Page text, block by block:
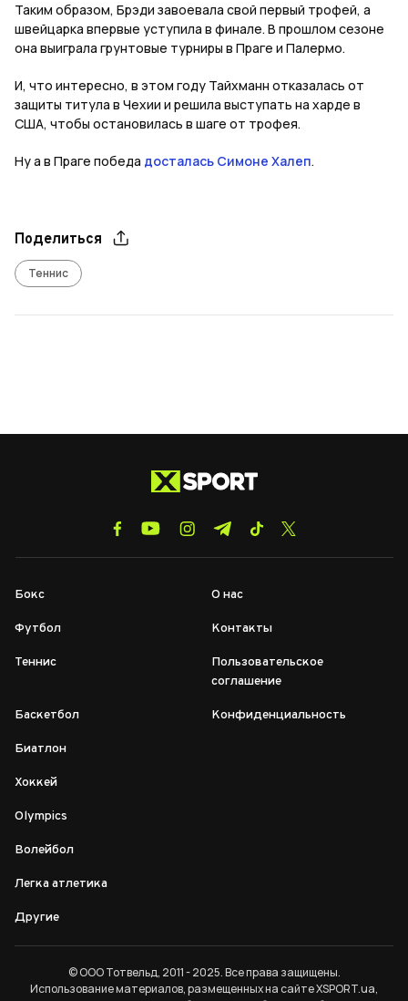
Таким образом, Брэди завоевала свой первый трофей, а
швейцарка впервые уступила в финале. В прошлом сезоне
она выиграла грунтовые турниры в Праге и Палермо.
И, что интересно, в этом году Тайхманн отказалась от
защиты титула в Чехии и решила выступать на харде в
США, чтобы остановилась в шаге от трофея.
Ну а в Праге победа досталась Симоне Халеп.
Поделиться
Теннис
Бокс
Футбол
Теннис
Баскетбол
Биатлон
Хоккей
Olympics
Волейбол
Легка атлетика
Другие
О нас
Контакты
Пользовательское
соглашение
Конфиденциальность
© ООО Тотвельд, 2011 - 2025. Все права защищены.
Использование материалов, размещенных на сайте XSPORT.ua,